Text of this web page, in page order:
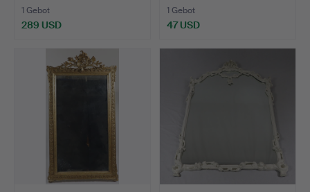
1 Gebot
289 USD
1 Gebot
47 USD